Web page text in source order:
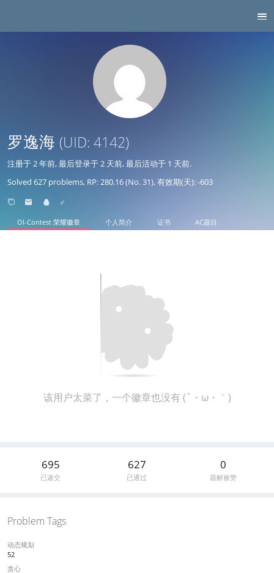
罗逸海 (UID: 4142)
注册于2 年前, 最后登录于2 天前, 最后活动于 1 天前.
Solved 627 problems, RP: 280.16 (No. 31), 有效期(天): -603
♂
OI-Contest 荣耀徽章 个人简介 证书 AC题目
该用户太菜了，一个徽章也没有 (´・ω・｀)
695
已递交
627
已通过
0
题解被赞
Problem Tags
动态规划
52
贪心